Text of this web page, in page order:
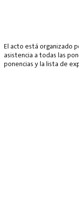
El acto está organizado
asistencia a todas las
ponencias y la lista de